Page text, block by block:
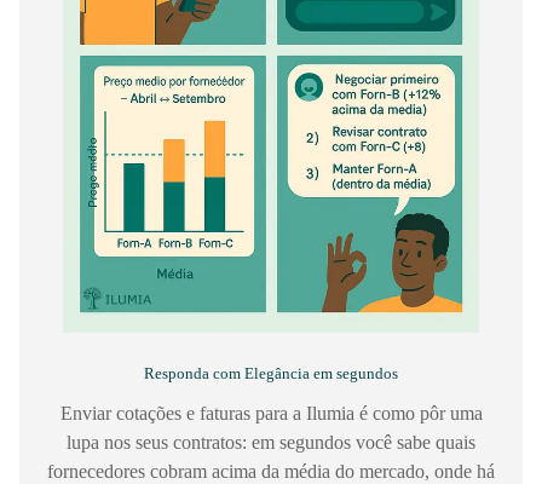
Responda com Elegância em segundos
Enviar cotações e faturas para a Ilumia é como pôr uma
lupa nos seus contratos: em segundos você sabe quais
fornecedores cobram acima da média do mercado, onde há